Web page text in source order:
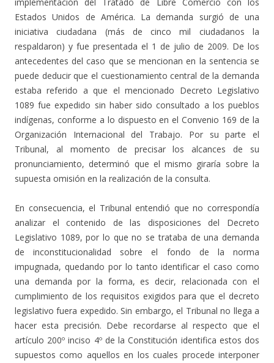
implementación del Tratado de Libre Comercio con los
Estados Unidos de América. La demanda surgió de una
iniciativa ciudadana (más de cinco mil ciudadanos la
respaldaron) y fue presentada el 1 de julio de 2009. De los
antecedentes del caso que se mencionan en la sentencia se
puede deducir que el cuestionamiento central de la demanda
estaba referido a que el mencionado Decreto Legislativo
1089 fue expedido sin haber sido consultado a los pueblos
indígenas, conforme a lo dispuesto en el Convenio 169 de la
Organización Internacional del Trabajo. Por su parte el
Tribunal, al momento de precisar los alcances de su
pronunciamiento, determinó que el mismo giraría sobre la
supuesta omisión en la realización de la consulta.
En consecuencia, el Tribunal entendió que no correspondía
analizar el contenido de las disposiciones del Decreto
Legislativo 1089, por lo que no se trataba de una demanda
de inconstitucionalidad sobre el fondo de la norma
impugnada, quedando por lo tanto identificar el caso como
una demanda por la forma, es decir, relacionada con el
cumplimiento de los requisitos exigidos para que el decreto
legislativo fuera expedido. Sin embargo, el Tribunal no llega a
hacer esta precisión. Debe recordarse al respecto que el
artículo 200º inciso 4º de la Constitución identifica estos dos
supuestos como aquellos en los cuales procede interponer